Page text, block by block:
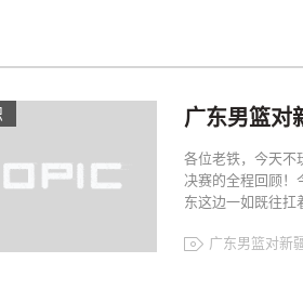
广东男篮对
各位老铁，今天不
决赛的全程回顾！
东这边一如既往扛
广东男篮对新